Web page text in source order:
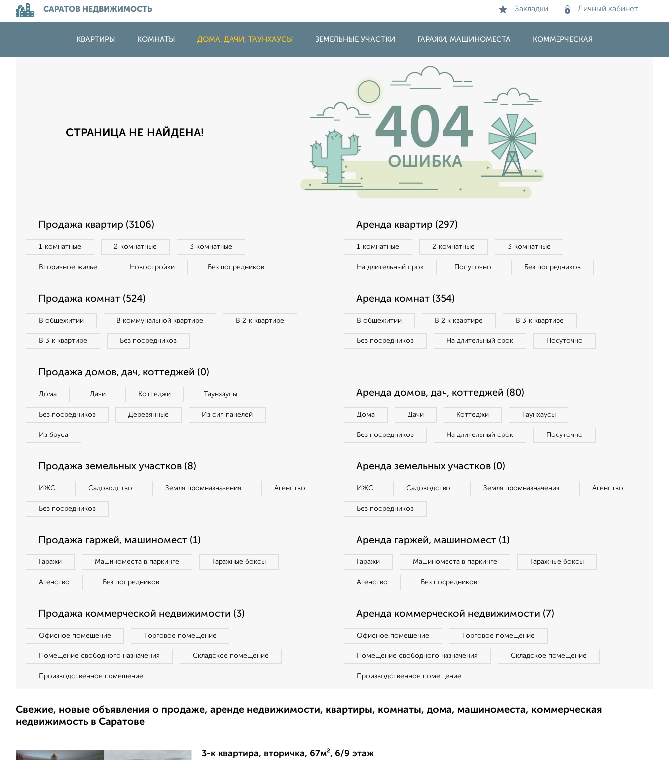
САРАТОВ НЕДВИЖИМОСТЬ Закладки Личный кабинет
КВАРТИРЫ КОМНАТЫ ДОМА, ДАЧИ, ТАУНХАУСЫ ЗЕМЕЛЬНЫЕ УЧАСТКИ ГАРАЖИ, МАШИНОМЕСТА КОММЕРЧЕСКАЯ
СТРАНИЦА НЕ НАЙДЕНА!
Продажа квартир (3106)
1‑комнатные 2‑комнатные 3‑комнатные
Вторичное жилье Новостройки Без посредников
Аренда квартир (297)
1‑комнатные 2‑комнатные 3‑комнатные
На длительный срок Посуточно Без посредников
Продажа комнат (524)
В общежитии В коммунальной квартире В 2‑к квартире
В 3‑к квартире Без посредников
Аренда комнат (354)
В общежитии В 2‑к квартире В 3‑к квартире
Без посредников На длительный срок Посуточно
Продажа домов, дач, коттеджей (0)
Дома Дачи Коттеджи Таунхаусы
Без посредников Деревянные Из сип панелей
Из бруса
Аренда домов, дач, коттеджей (80)
Дома Дачи Коттеджи Таунхаусы
Без посредников На длительный срок Посуточно
Продажа земельных участков (8)
ИЖС Садоводство Земля промназначения Агенство
Без посредников
Аренда земельных участков (0)
ИЖС Садоводство Земля промназначения Агенство
Без посредников
Продажа гаржей, машиномест (1)
Гаражи Машиноместа в паркинге Гаражные боксы
Агенство Без посредников
Аренда гаржей, машиномест (1)
Гаражи Машиноместа в паркинге Гаражные боксы
Агенство Без посредников
Продажа коммерческой недвижимости (3)
Офисное помещение Торговое помещение
Помещение свободного назначения Складское помещение
Производственное помещение
Аренда коммерческой недвижимости (7)
Офисное помещение Торговое помещение
Помещение свободного назначения Складское помещение
Производственное помещение
Свежие, новые объявления о продаже, аренде недвижимости, квартиры, комнаты, дома, машиноместа, коммерческая
недвижимость в Саратове
3-к квартира, вторичка, 67м², 6/9 этаж